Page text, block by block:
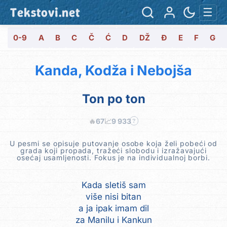
Tekstovi.net ☰
0-9 A B C Č Ć D DŽ Đ E F G
Kanda, Kodža i Nebojša
Ton po ton
🔥67📈9 933 ?
U pesmi se opisuje putovanje osobe koja želi pobeći od
grada koji propada, tražeći slobodu i izražavajući
osećaj usamljenosti. Fokus je na individualnoj borbi.
Kada sletiš sam
više nisi bitan
a ja ipak imam dil
za Manilu i Kankun